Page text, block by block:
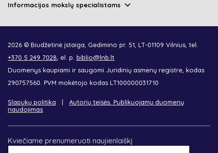
Informacijos mokslų specialistams
2026 © Biudžetinė įstaiga, Gedimino pr. 51, LT-01109 Vilnius, tel.
+370 5 249 7028, el. p. biblio@lnb.lt
Duomenys kaupiami ir saugomi Juridinių asmenų registre, kodas
290757560. PVM mokėtojo kodas LT100000031710
Slapukų politika
Autorių teisės. Publikuojamų duomenų
naudojimas
Kviečiame prenumeruoti naujienlaiškį